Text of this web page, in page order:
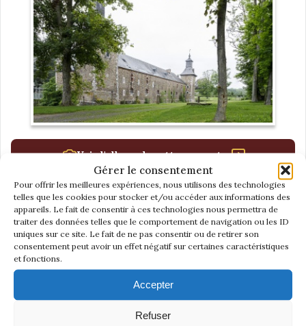
Gérer le consentement
Pour offrir les meilleures expériences, nous utilisons des technologies
telles que les cookies pour stocker et/ou accéder aux informations des
appareils. Le fait de consentir à ces technologies nous permettra de
traiter des données telles que le comportement de navigation ou les ID
uniques sur ce site. Le fait de ne pas consentir ou de retirer son
consentement peut avoir un effet négatif sur certaines caractéristiques
et fonctions.
Accepter
Refuser
Voir l'album de cette rencontre
AQUITAINE
Visite du phare de Cordouan